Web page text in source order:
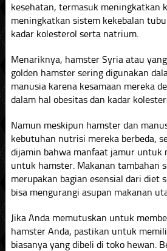
kesehatan, termasuk meningkatkan
meningkatkan sistem kekebalan
kadar kolesterol serta natrium.
Menariknya, hamster Syria atau
golden hamster sering digunakan
manusia karena kesamaan mereka
dalam hal obesitas dan kadar
Namun meskipun hamster dan
kebutuhan nutrisi mereka berbeda,
dijamin bahwa manfaat jamur untuk
untuk hamster. Makanan tambahan
merupakan bagian esensial dari diet
bisa mengurangi asupan makanan
Jika Anda memutuskan untuk
hamster Anda, pastikan untuk
biasanya yang dibeli di toko hewan.